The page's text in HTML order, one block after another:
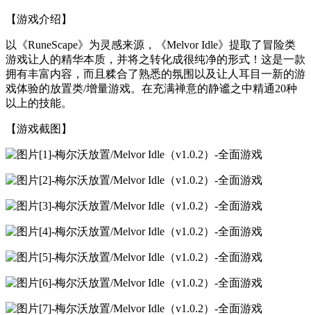
【游戏介绍】
以《RuneScape》为灵感来源，《Melvor Idle》提取了冒险类
游戏让人的精华本质，并将之转化成很纯净的形式！这是一款
拥有丰富内容，而且糅合了熟悉的氛围以及让人耳目一新的游
戏体验的放置类/增量游戏。在充满禅意的静谧之中精通20种
以上的技能。
【游戏截图】